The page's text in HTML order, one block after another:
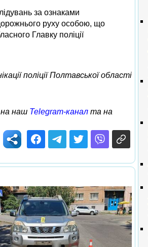
за ознаками
руху особою, що
Главку поліції
поліції Полтавської області
на наш Telegram-канал та на